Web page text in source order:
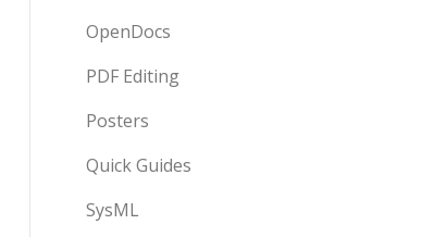
OpenDocs
PDF Editing
Posters
Quick Guides
SysML